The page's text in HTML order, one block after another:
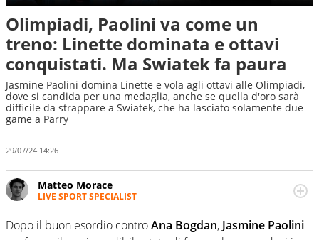
Olimpiadi, Paolini va come un
treno: Linette dominata e ottavi
conquistati. Ma Swiatek fa paura
Jasmine Paolini domina Linette e vola agli ottavi alle Olimpiadi,
dove si candida per una medaglia, anche se quella d'oro sarà
difficile da strappare a Swiatek, che ha lasciato solamente due
game a Parry
29/07/24 14:26
Matteo Morace
LIVE SPORT SPECIALIST
La multimedialità quale approccio personale e
professionale. Ama raccontare lo sport focalizzando ogni
attenzione sul tempo reale: la verità della dirette non
Dopo il buon esordio controAna Bogdan, Jasmine Paolini